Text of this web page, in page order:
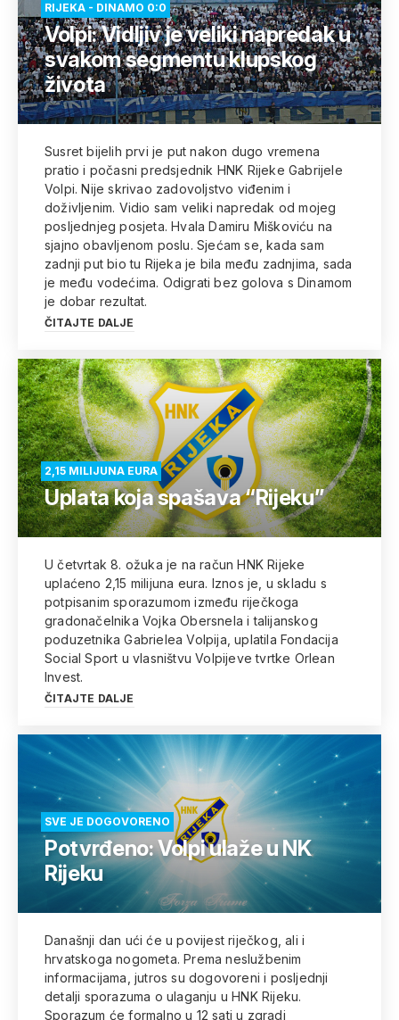
RIJEKA - DINAMO 0:0
Volpi: Vidljiv je veliki napredak u
svakom segmentu klupskog
života
Susret bijelih prvi je put nakon dugo vremena
pratio i počasni predsjednik HNK Rijeke Gabrijele
Volpi. Nije skrivao zadovoljstvo viđenim i
doživljenim. Vidio sam veliki napredak od mojeg
posljednjeg posjeta. Hvala Damiru Miškoviću na
sjajno obavljenom poslu. Sjećam se, kada sam
zadnji put bio tu Rijeka je bila među zadnjima, sada
je među vodećima. Odigrati bez golova s Dinamom
je dobar rezultat.
ČITAJTE DALJE
2,15 MILIJUNA EURA
Uplata koja spašava “Rijeku”
U četvrtak 8. ožuka je na račun HNK Rijeke
uplaćeno 2,15 milijuna eura. Iznos je, u skladu s
potpisanim sporazumom između riječkoga
gradonačelnika Vojka Obersnela i talijanskog
poduzetnika Gabrielea Volpija, uplatila Fondacija
Social Sport u vlasništvu Volpijeve tvrtke Orlean
Invest.
ČITAJTE DALJE
SVE JE DOGOVORENO
Potvrđeno: Volpi ulaže u NK
Rijeku
Današnji dan ući će u povijest riječkog, ali i
hrvatskoga nogometa. Prema neslužbenim
informacijama, jutros su dogovoreni i posljednji
detalji sporazuma o ulaganju u HNK Rijeku.
Sporazum će formalno u 12 sati u zgradi